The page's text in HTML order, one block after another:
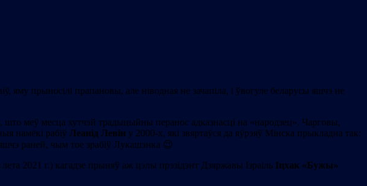
прыносілі прапановы, але ніводная не зачапіла, і ўвогуле беларусы яшчэ не
меў месца хутчэй традыцыйны перанос адказнасці на «народзец». Чарговы,
намёкі рабіў Леанід Левін у 2000-х, які звяртаўся да яўрэяў Мінска прыкладна так:
раней, чым тое зрабіў Лукашэнка 😉
лета 2021 г.) кагадзе прыняў аж цэлы прэзідэнт Дзяржавы Ізраіль Іцхак «Бужы»